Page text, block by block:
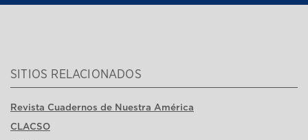
SITIOS RELACIONADOS
Revista Cuadernos de Nuestra América
CLACSO